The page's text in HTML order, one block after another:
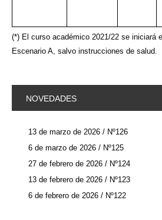
(*) El curso académico 2021/22 se iniciará
Escenario A, salvo instrucciones de salud.
NOVEDADES
13 de marzo de 2026 / Nº126
6 de marzo de 2026 / Nº125
27 de febrero de 2026 / Nº124
13 de febrero de 2026 / Nº123
6 de febrero de 2026 / Nº122